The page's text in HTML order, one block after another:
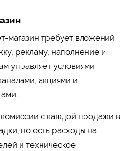
магазин требует вложений
рекламу, наполнение и
управляет условиями
акциями и
комиссии с каждой продажи в
но есть расходы на
и техническое